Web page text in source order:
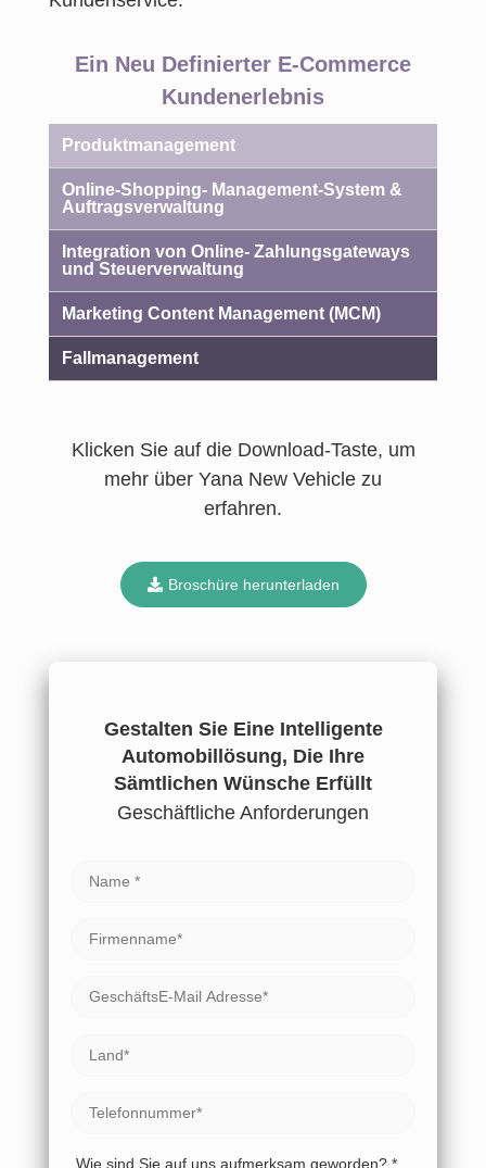
Ein Neu Definierter E-Commerce
Kundenerlebnis
Produktmanagement
Online-Shopping- Management-System &
Auftragsverwaltung
Integration von Online- Zahlungsgateways
und Steuerverwaltung
Marketing Content Management (MCM)
Fallmanagement
Klicken Sie auf die Download-Taste, um
mehr über Yana New Vehicle zu
erfahren.
Broschüre herunterladen
Gestalten Sie Eine Intelligente
Automobillösung, Die Ihre
Sämtlichen Wünsche Erfüllt
Geschäftliche Anforderungen
Wie sind Sie auf uns aufmerksam geworden? *